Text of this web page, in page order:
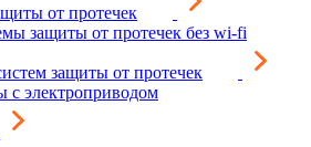
от протечек
защиты от протечек без wi-fi
защиты от протечек
с электроприводом